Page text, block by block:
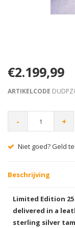
€2.199,99
ARTIKELCODE
- +
Niet goed? Geld
Beschrijving
Limited Edition
delivered in a
sterling silver